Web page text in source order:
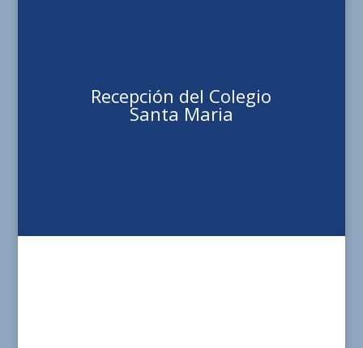
Recepción del Colegio
Santa Maria